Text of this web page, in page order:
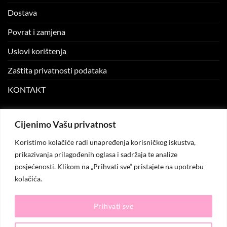
Cijenimo Vašu privatnost
Koristimo kolačiće radi unapređenja korisničkog iskustva,
prikazivanja prilagođenih oglasa i sadržaja te analize
posjećenosti. Klikom na „Prihvati sve“ pristajete na upotrebu
kolačića.
Prihvati sve
Dostava
Povrat i zamjena
Uslovi korištenja
Zaštita privatnosti podataka
KONTAKT
Moj nalog
Moje narudžbe
© 2026KO.MODA. Sva prava zadržana.